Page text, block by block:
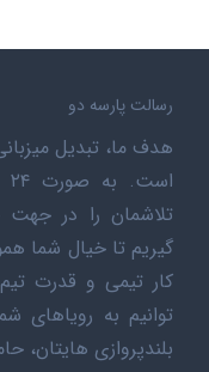
رسالت پارسه دو
هدف ما، تبدیل
تلاشمان را در جهت
گیریم تا خیال شما
کار تیمی و قدرت
توانیم به رویاهای
بلندپروازی هایتان،